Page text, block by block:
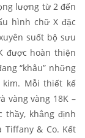
lượng từ 2 đến
hình chữ X đặc
suốt bộ sưu
được hoàn thiện
“khâu” những
Mỗi thiết kế
vàng vàng 18K –
khẳng định
Tiffany & Co. Kết